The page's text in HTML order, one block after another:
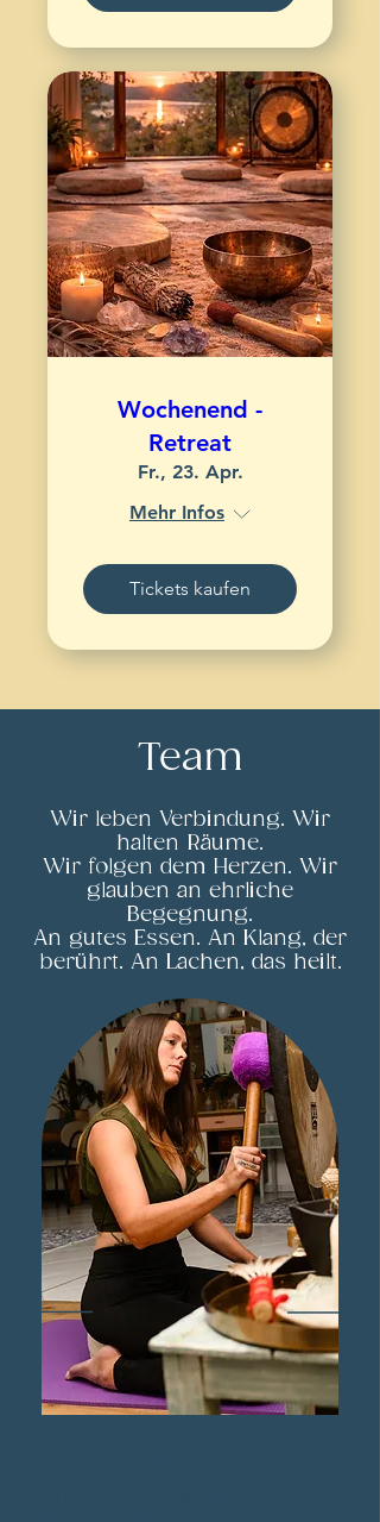
Wochenend -
Retreat
Fr., 23. Apr.
Mehr Infos
Tickets kaufen
Team
Wir leben Verbindung. Wir
halten Räume.
Wir folgen dem Herzen. Wir
glauben an ehrliche
Begegnung.
An gutes Essen. An Klang, der
berührt. An Lachen, das heilt.